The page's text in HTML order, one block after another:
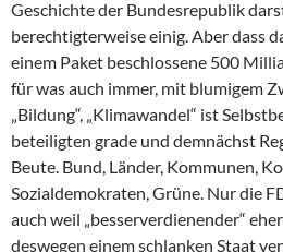
Geschichte der Bundesrepublik
berechtigterweise einig. Aber dass
einem Paket beschlossene 500
für was auch immer, mit blumigem
„Bildung“, „Klimawandel“ ist
beteiligten grade und demnächst
Beute. Bund, Länder, Kommunen,
Sozialdemokraten, Grüne. Nur die
auch weil „besserverdienender“
deswegen einem schlanken Staat